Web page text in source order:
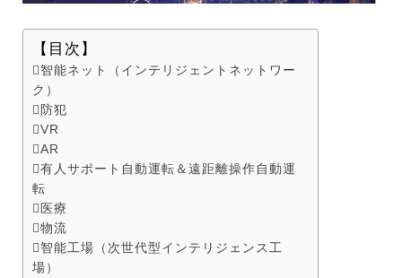
【目次】
智能ネット（インテリジェントネットワー
ク）
防犯
VR
AR
有人サポート自動運転＆遠距離操作自動運
転
医療
物流
智能工場（次世代型インテリジェンス工
場）